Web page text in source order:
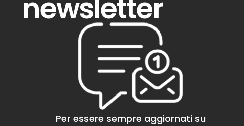
newsletter
Per essere sempre aggiornati su